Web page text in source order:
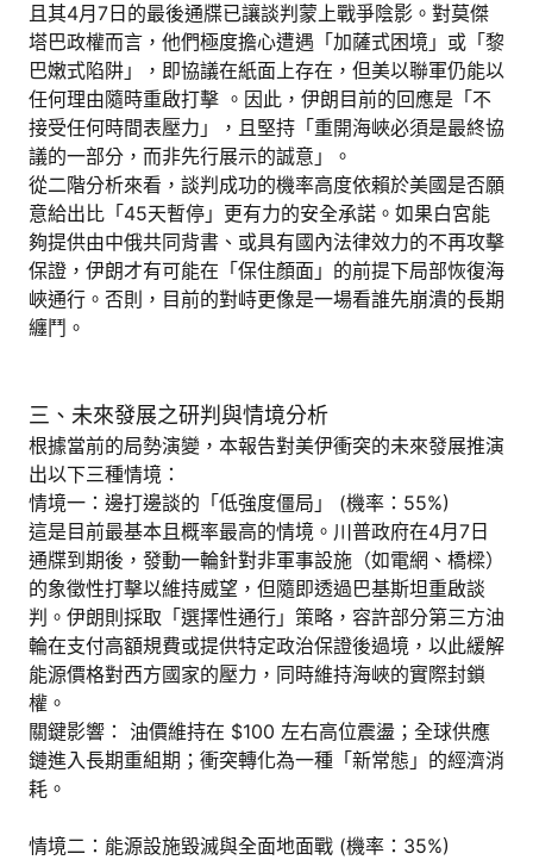
且其4月7日的最後通牒已讓談判蒙上戰爭陰影。對莫傑
塔巴政權而言，他們極度擔心遭遇「加薩式困境」或「黎
巴嫩式陷阱」，即協議在紙面上存在，但美以聯軍仍能以
任何理由隨時重啟打擊 。因此，伊朗目前的回應是「不
接受任何時間表壓力」，且堅持「重開海峽必須是最終協
議的一部分，而非先行展示的誠意」。
從二階分析來看，談判成功的機率高度依賴於美國是否願
意給出比「45天暫停」更有力的安全承諾。如果白宮能
夠提供由中俄共同背書、或具有國內法律效力的不再攻擊
保證，伊朗才有可能在「保住顏面」的前提下局部恢復海
峽通行。否則，目前的對峙更像是一場看誰先崩潰的長期
纏鬥。
三、未來發展之研判與情境分析
根據當前的局勢演變，本報告對美伊衝突的未來發展推演
出以下三種情境：
情境一：邊打邊談的「低強度僵局」 (機率：55%)
這是目前最基本且概率最高的情境。川普政府在4月7日
通牒到期後，發動一輪針對非軍事設施（如電網、橋樑）
的象徵性打擊以維持威望，但隨即透過巴基斯坦重啟談
判。伊朗則採取「選擇性通行」策略，容許部分第三方油
輪在支付高額規費或提供特定政治保證後過境，以此緩解
能源價格對西方國家的壓力，同時維持海峽的實際封鎖
權。
關鍵影響： 油價維持在 $100 左右高位震盪；全球供應
鏈進入長期重組期；衝突轉化為一種「新常態」的經濟消
耗。
情境二：能源設施毀滅與全面地面戰 (機率：35%)